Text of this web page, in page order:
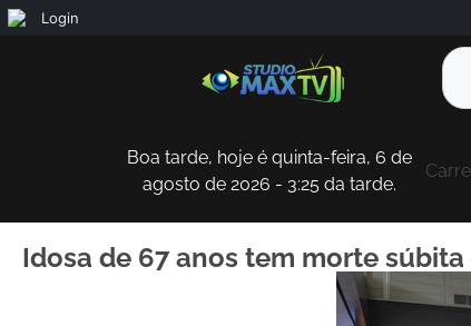
Boa tarde, hoje é quinta-feira, 6 de
agosto de 2026 - 3:25 da tarde.
Idosa de 67 anos tem morte
Login